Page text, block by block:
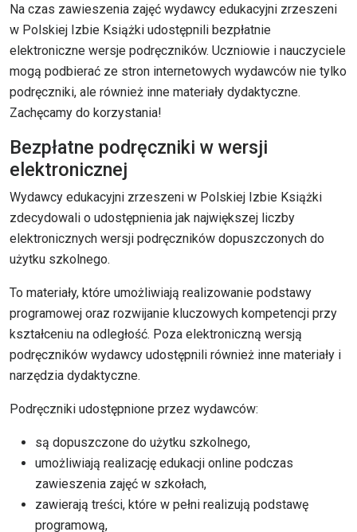
Na czas zawieszenia zajęć wydawcy edukacyjni zrzeszeni
w Polskiej Izbie Książki udostępnili bezpłatnie
elektroniczne wersje podręczników. Uczniowie i nauczyciele
mogą podbierać ze stron internetowych wydawców nie tylko
podręczniki, ale również inne materiały dydaktyczne.
Zachęcamy do korzystania!
Bezpłatne podręczniki w wersji
elektronicznej
Wydawcy edukacyjni zrzeszeni w Polskiej Izbie Książki
zdecydowali o udostępnienia jak największej liczby
elektronicznych wersji podręczników dopuszczonych do
użytku szkolnego.
To materiały, które umożliwiają realizowanie podstawy
programowej oraz rozwijanie kluczowych kompetencji przy
kształceniu na odległość. Poza elektroniczną wersją
podręczników wydawcy udostępnili również inne materiały i
narzędzia dydaktyczne.
Podręczniki udostępnione przez wydawców:
są dopuszczone do użytku szkolnego,
umożliwiają realizację edukacji online podczas
zawieszenia zajęć w szkołach,
zawierają treści, które w pełni realizują podstawę
programową,